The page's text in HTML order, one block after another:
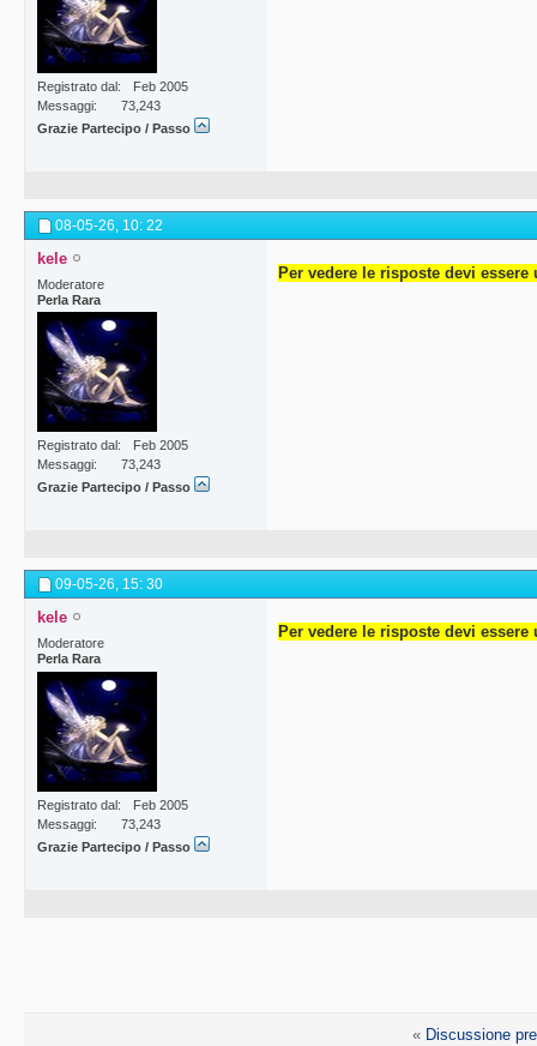
Registrato dal
Feb 2005
Messaggi
73,243
Grazie Partecipo / Passo
08-05-26, 10: 22
kele
Moderatore
Perla Rara
Registrato dal
Feb 2005
Messaggi
73,243
Grazie Partecipo / Passo
Per vedere le risposte devi
09-05-26, 15: 30
kele
Moderatore
Perla Rara
Registrato dal
Feb 2005
Messaggi
73,243
Grazie Partecipo / Passo
Per vedere le risposte devi
« Discussione